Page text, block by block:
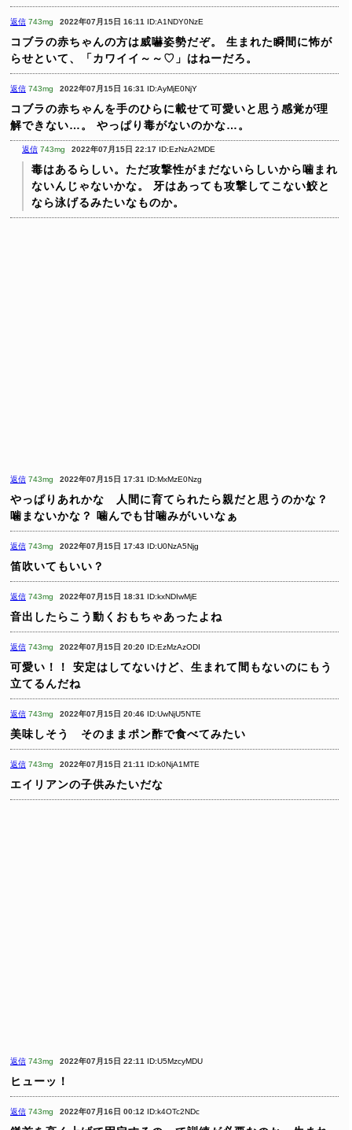
返信 743mg 2022年07月15日 16:11 ID:A1NDY0NzE
コブラの赤ちゃんの方は威嚇姿勢だぞ。
生まれた瞬間に怖が
らせといて、「カワイイ～～♡」はねーだろ。
返信 743mg 2022年07月15日 16:31 ID:AyMjE0NjY
コブラの赤ちゃんを手のひらに載せて可愛いと思う感覚が理
解できない…。
やっぱり毒がないのかな…。
返信 743mg 2022年07月15日 22:17 ID:EzNzA2MDE
毒はあるらしい。ただ攻撃性がまだないらしいから噛まれ
ないんじゃないかな。
牙はあっても攻撃してこない鮫と
なら泳げるみたいなものか。
返信 743mg 2022年07月15日 17:31 ID:MxMzE0Nzg
やっぱりあれかな 人間に育てられたら親だと思うのかな？
噛まないかな？
噛んでも甘噛みがいいなぁ
返信 743mg 2022年07月15日 17:43 ID:U0NzA5Njg
笛吹いてもいい？
返信 743mg 2022年07月15日 18:31 ID:kxNDIwMjE
音出したらこう動くおもちゃあったよね
返信 743mg 2022年07月15日 20:20 ID:EzMzAzODI
可愛い！！
安定はしてないけど、生まれて間もないのにもう
立てるんだね
返信 743mg 2022年07月15日 20:46 ID:UwNjU5NTE
美味しそう そのままポン酢で食べてみたい
返信 743mg 2022年07月15日 21:11 ID:k0NjA1MTE
エイリアンの子供みたいだな
返信 743mg 2022年07月15日 22:11 ID:U5MzcyMDU
ヒューッ！
返信 743mg 2022年07月16日 00:12 ID:k4OTc2NDc